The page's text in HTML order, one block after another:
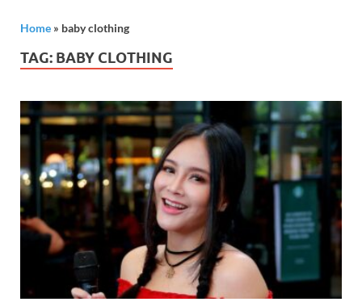
Home » baby clothing
TAG: BABY CLOTHING